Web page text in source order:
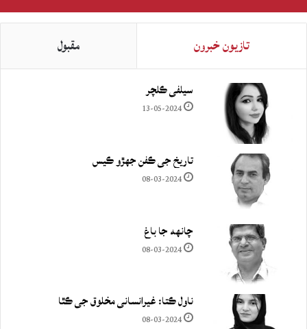
تازيون خبرون مقبول
سيلفي ڪلچر
13-05-2024
تاريخ جي ڪفن جھڙو ڪيس
08-03-2024
چانهه جا باغ
08-03-2024
ناول ڪتا: غيرانساني مخلوق جي ڪٿا
08-03-2024